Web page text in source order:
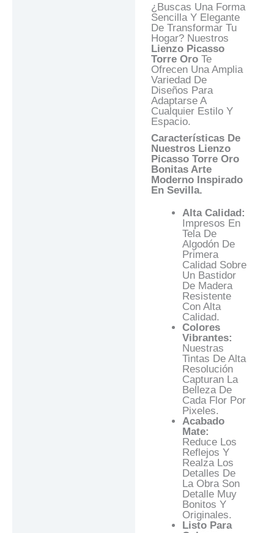
¿Buscas Una Forma
Sencilla Y Elegante
De Transformar Tu
Hogar? Nuestros
Lienzo Picasso
Torre OroTe
Ofrecen Una Amplia
Variedad De
Diseños Para
Adaptarse A
Cualquier Estilo Y
Espacio.
Características De
Nuestros Lienzo
Picasso Torre Oro
Bonitas Arte
Moderno Inspirado
En Sevilla.
Alta Calidad:
Impresos En
Tela De
Algodón De
Primera
Calidad Sobre
Un Bastidor
De Madera
Resistente
Con Alta
Calidad.
Colores
Vibrantes:
Nuestras
Tintas De Alta
Resolución
Capturan La
Belleza De
Cada Flor Por
Pixeles.
Acabado
Mate:
Reduce Los
Reflejos Y
Realza Los
Detalles De
La Obra Son
Detalle Muy
Bonitos Y
Originales.
Listo Para